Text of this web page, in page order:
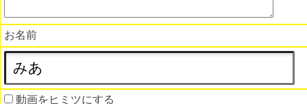
お名前
動画をヒミツにする